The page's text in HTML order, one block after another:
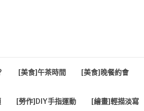
[美食]午茶時間 [美食]晚餐約會
[勞作]DIY手指運動 [繪畫]輕描淡寫